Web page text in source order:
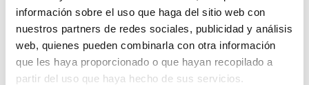
información sobre el uso que haga del sitio web con
nuestros partners de redes sociales, publicidad y análisis
web, quienes pueden combinarla con otra información
que les haya proporcionado o que hayan recopilado a
partir del uso que haya hecho de sus servicios.
El ensayo Paso-Doble ha sido promovido por la Fundación
SEIMC-GeSIDA y se ha llevado a cabo en 30 centros hospitalarios
de todo el país, entre ellos hospitales de referencia de ciudades